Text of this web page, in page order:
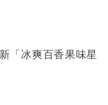
「冰爽百香果味星